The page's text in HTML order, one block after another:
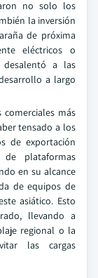
no solo los
la inversión
de próxima
eléctricos o
desalentó a las
a largo
más
tensado a los
de exportación
de plataformas
en su alcance
de equipos de
asiático. Esto
llevando a
regional o la
las cargas